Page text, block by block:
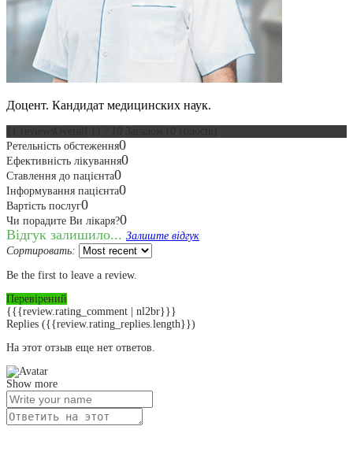
Доцент. Кандидат медицинских наук.
Ретельність обстеження0
Ефективність лікування0
Ставлення до пацієнта0
Інформування пацієнта0
Вартість послуг0
Чи порадите Ви лікаря?0
Відгук залишило... Залиште відгук
Сортировать:
Be the first to leave a review.
Перевірений
{{{review.rating_comment | nl2br}}}
Replies ({{review.rating_replies.length}})
На этот отзыв еще нет ответов.
Show more